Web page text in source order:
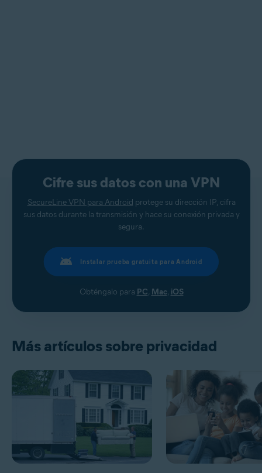
Cifre sus datos con una VPN
SecureLine VPN para Android protege su dirección IP, cifra
sus datos durante la transmisión y hace su conexión privada y
segura.
Instalar prueba gratuita para Android
Obténgalo para PC, Mac, iOS
Más artículos sobre privacidad